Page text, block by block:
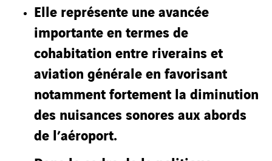
Elle représente une avancée
importante en termes de
cohabitation entre riverains et
aviation générale en favorisant
notamment fortement la diminution
des nuisances sonores aux abords
de l’aéroport.